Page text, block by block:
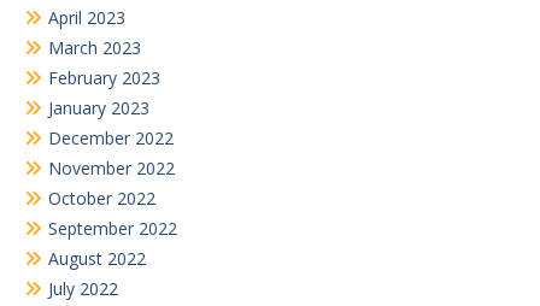
April 2023
March 2023
February 2023
January 2023
December 2022
November 2022
October 2022
September 2022
August 2022
July 2022